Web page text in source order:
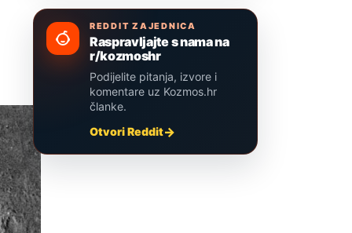
REDDIT ZAJEDNICA
Raspravljajte s nama na
r/kozmoshr
Podijelite pitanja, izvore i
komentare uz Kozmos.hr
članke.
Otvori Reddit